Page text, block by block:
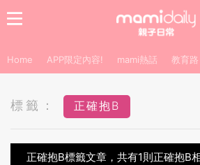
Home APP限定內容! mami熱話 教育路
標籤： 正確抱B
正確抱B標籤文章，共有1則正確抱B